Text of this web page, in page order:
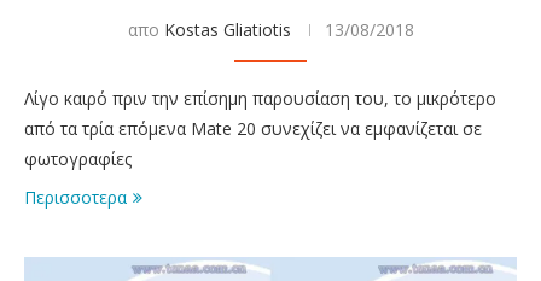
απο Kostas Gliatiotis 13/08/2018
Λίγο καιρό πριν την επίσημη παρουσίαση του, το μικρότερο
από τα τρία επόμενα Mate 20 συνεχίζει να εμφανίζεται σε
φωτογραφίες
Περισσοτερα